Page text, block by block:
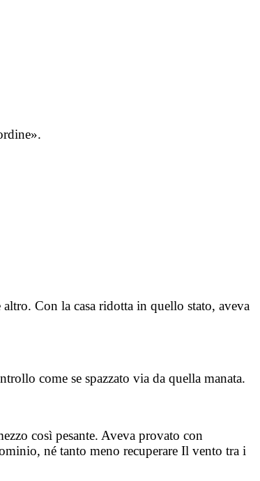
Con la casa ridotta in quello stato, aveva
come se spazzato via da quella manata.
così pesante. Aveva provato con
né tanto meno recuperare Il vento tra i